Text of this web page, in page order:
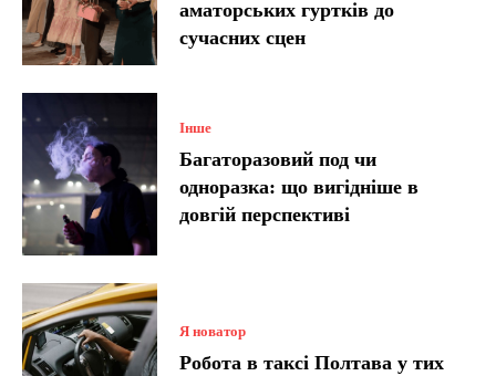
аматорських гуртків до
сучасних сцен
Інше
Багаторазовий под чи
одноразка: що вигідніше в
довгій перспективі
Я новатор
Робота в таксі Полтава у тих